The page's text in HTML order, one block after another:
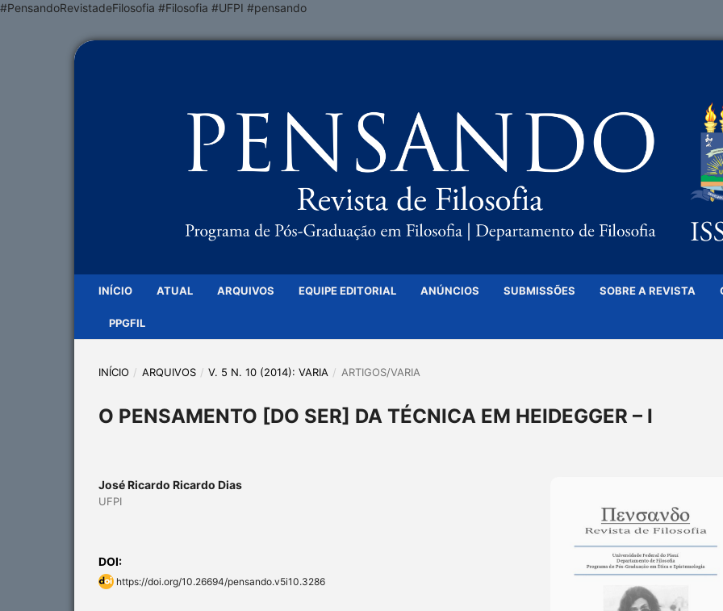
#PensandoRevistadeFilosofia #Filosofia #UFPI #pensando
INÍCIO ATUAL ARQUIVOS EQUIPE EDITORIAL ANÚNCIOS SUBMISSÕES SOBRE A REVISTA
PPGFIL
INÍCIO / ARQUIVOS / V. 5 N. 10 (2014): VARIA / ARTIGOS/VARIA
O PENSAMENTO [DO SER] DA TÉCNICA EM HEIDEGGER – I
José Ricardo Ricardo Dias
UFPI
DOI:
https://doi.org/10.26694/pensando.v5i10.3286